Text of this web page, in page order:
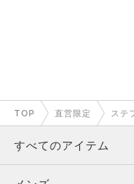
TOP 直営限定 ステ
すべてのアイテム